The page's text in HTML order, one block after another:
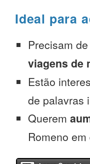
Ideal para
Precisam
viagens de
Estão
de palavras
Querem
Romeno